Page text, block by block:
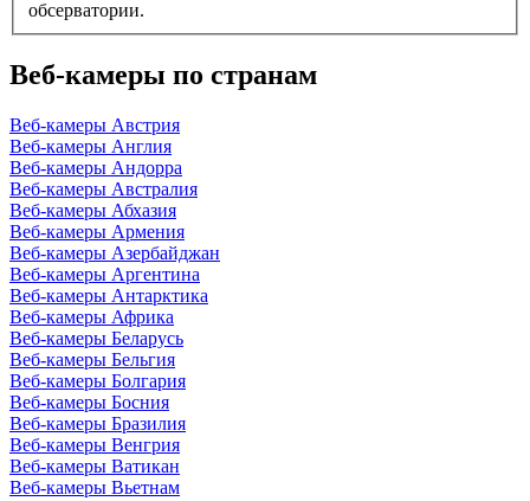
обсерватории.
Веб-камеры по странам
Веб-камеры Австрия
Веб-камеры Англия
Веб-камеры Андорра
Веб-камеры Австралия
Веб-камеры Абхазия
Веб-камеры Армения
Веб-камеры Азербайджан
Веб-камеры Аргентина
Веб-камеры Антарктика
Веб-камеры Африка
Веб-камеры Беларусь
Веб-камеры Бельгия
Веб-камеры Болгария
Веб-камеры Босния
Веб-камеры Бразилия
Веб-камеры Венгрия
Веб-камеры Ватикан
Веб-камеры Вьетнам